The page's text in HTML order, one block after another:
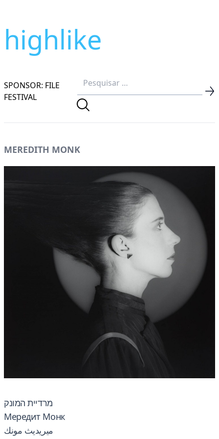
highlike
SPONSOR: FILE
FESTIVAL
MEREDITH MONK
מרדיית המונק
Мередит Монк
ميريديث مونك